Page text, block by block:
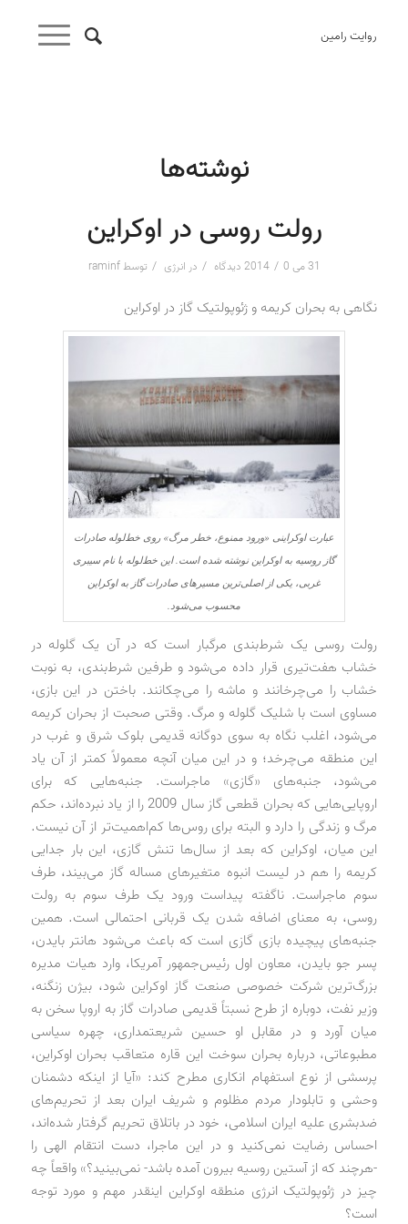
روایت رامین
نوشته‌ها
رولت روسی در اوکراین
31 می 2014 / 0 دیدگاه / در انرژی / توسطraminf
نگاهی به بحران کریمه و ژئوپولتیک گاز در اوکراین
عبارت اوکراینی «ورود ممنوع، خطر مرگ» روی خط‌لوله صادرات
گاز روسیه به اوکراین نوشته شده است. این خط‌لوله با نام سیبری
غربی، یکی از اصلی‌ترین مسیرهای صادرات گاز به اوکراین
محسوب می‌شود.
رولت روسی یک شرط‌بندی مرگبار است که در آن یک گلوله در
خشاب هفت‌تیری قرار داده می‌شود و طرفین شرط‌بندی، به نوبت
خشاب را می‌چرخانند و ماشه را می‌چکانند. باختن در این بازی،
مساوی است با شلیک گلوله و مرگ. وقتی صحبت از بحران کریمه
می‌شود، اغلب نگاه به سوی دوگانه قدیمی بلوک شرق و غرب در
این منطقه می‌چرخد؛ و در این میان آنچه معمولاً کمتر از آن یاد
می‌شود، جنبه‌های «گازی» ماجراست. جنبه‌هایی که برای
اروپایی‌هایی که بحران قطعی گاز سال 2009 را از یاد نبرده‌اند، حکم
مرگ و زندگی را دارد و البته برای روس‌ها کم‌اهمیت‌تر از آن نیست.
این میان، اوکراین که بعد از سال‌ها تنش گازی، این بار جدایی
کریمه را هم در لیست انبوه متغیرهای مساله گاز می‌بیند، طرف
سوم ماجراست. ناگفته پیداست ورود یک طرف سوم به رولت
روسی، به معنای اضافه شدن یک قربانی احتمالی است. همین
جنبه‌های پیچیده بازی گازی است که باعث می‌شود هانتر بایدن،
پسر جو بایدن، معاون اول رئیس‌جمهور آمریکا، وارد هیات ‌مدیره
بزرگ‌ترین شرکت خصوصی صنعت گاز اوکراین شود، بیژن زنگنه،
وزیر نفت، دوباره از طرح نسبتاً قدیمی صادرات گاز به اروپا سخن به
میان آورد و در مقابل او حسین شریعتمداری، چهره سیاسی
مطبوعاتی، درباره بحران سوخت این قاره متعاقب بحران اوکراین،
پرسشی از نوع استفهام انکاری مطرح کند: «آیا از اینکه دشمنان
وحشی و تابلودار مردم مظلوم و شریف ایران بعد از تحریم‌های
ضدبشری علیه ایران اسلامی، خود در باتلاق تحریم گرفتار شده‌اند،
احساس رضایت نمی‌کنید و در این ماجرا، دست انتقام الهی را
-هرچند که از آستین روسیه بیرون آمده باشد- نمی‌بینید؟» واقعاً چه
چیز در ژئوپولتیک انرژی منطقه اوکراین اینقدر مهم و مورد توجه
است؟